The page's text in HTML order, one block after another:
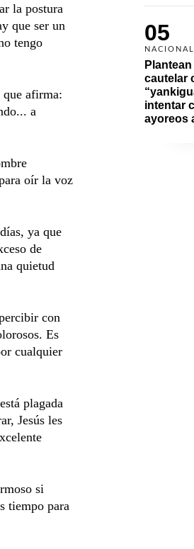
05
cautelar
intentar
ayoreos
la postura
que ser un
tengo
que afirma:
a
oír la voz
ya que
de
quietud
con
Es
cualquier
plagada
Jesús les
si
tiempo para